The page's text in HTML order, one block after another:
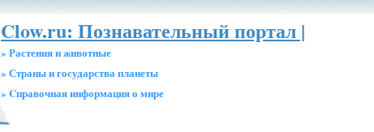
Clow.ru: Познавательный портал |
» Растения и животные
» Страны и государства планеты
» Cправочная информация о мире